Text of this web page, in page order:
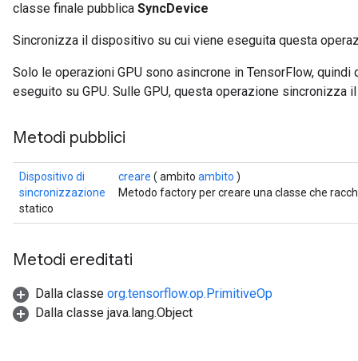
classe finale pubblica SyncDevice
Sincronizza il dispositivo su cui viene eseguita questa
Solo le operazioni GPU sono asincrone in TensorFlow,
eseguito su GPU. Sulle GPU, questa operazione sincronizza
Metodi pubblici
Dispositivo di
sincronizzazione
statico
creare ( ambito ambito )
Metodo factory per creare una classe che
Metodi ereditati
Dalla classe org.tensorflow.op.PrimitiveOp
Dalla classe java.lang.Object